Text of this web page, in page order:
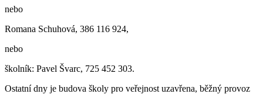
nebo
Romana Schuhová, 386 116 924,
nebo
školník: Pavel Švarc, 725 452 303.
Ostatní dny je budova školy pro veřejnost uzavřena, běžný provoz